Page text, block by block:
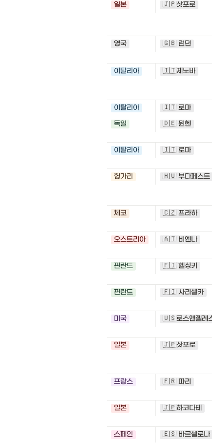
일본
🇯🇵삿포로
영국 🇬🇧 런던
이탈리아 🇮🇹제노바
이탈리아
🇮🇹 로마
독일
🇩🇪 뮌헨
이탈리아
🇮🇹 로마
헝가리
🇭🇺 부다페스트
체코
🇨🇿 프라하
오스트리아
🇦🇹 비엔나
핀란드
🇫🇮 헬싱키
핀란드
🇫🇮 사리셀카
미국
🇺🇸로스앤젤레
일본
🇯🇵삿포로
프랑스
🇫🇷 파리
일본
🇯🇵하코다테
스페인
🇪🇸 바르셀로나